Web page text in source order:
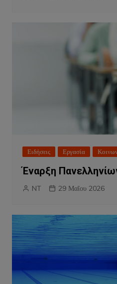
Ειδήσεις Εργασία
Έναρξη
NT 29 Μαΐου 2026